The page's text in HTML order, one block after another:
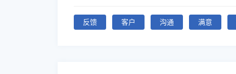
反馈 客户 沟通 满意